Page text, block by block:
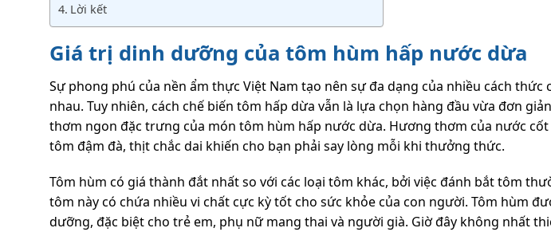
Lời kết
Giá trị dinh dưỡng của tôm hùm hấp nước dừa
Sự phong phú của nền ẩm thực Việt Nam tạo nên sự đa dạng của nhiều cách thức
nhau. Tuy nhiên, cách chế biến tôm hấp dừa vẫn là lựa chọn hàng đầu vừa đơn
thơm ngon đặc trưng của món tôm hùm hấp nước dừa. Hương thơm của nước
tôm đậm đà, thịt chắc dai khiến cho bạn phải say lòng mỗi khi thưởng thức.
Tôm hùm có giá thành đắt nhất so với các loại tôm khác, bởi việc đánh bắt tôm
tôm này có chứa nhiều vi chất cực kỳ tốt cho sức khỏe của con người. Tôm hùm
dưỡng, đặc biệt cho trẻ em, phụ nữ mang thai và người già. Giờ đây không nhất